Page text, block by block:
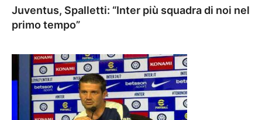
Juventus, Spalletti: “Inter più squadra di noi nel
primo tempo”